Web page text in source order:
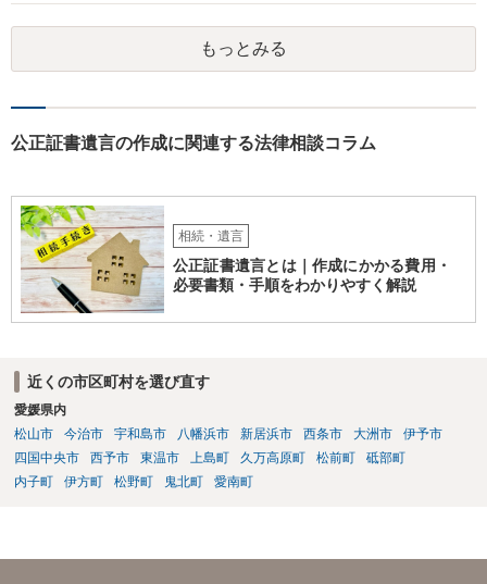
るか、家族を説得して承継させるかしかないでしょう。 また、出資者
がいれば、全員で会社を辞めて新たな会社を立ち上げることも考えら
れます。 それか、しばらく我慢して、社長が没した後に相続人から承
継させるしかないように思えます。 私見ながらご参考まで。
もっとみる
公正証書遺言の作成に関連する法律相談コラム
相続・遺言
公正証書遺言とは｜作成にかかる費用・
必要書類・手順をわかりやすく解説
近くの市区町村を選び直す
愛媛県内
松山市
今治市 宇和島市 八幡浜市 新居浜市 西条市 大洲市
伊予市
四国中央市
西予市 東温市 上島町 久万高原町 松前町
砥部町
内子町
伊方町 松野町 鬼北町 愛南町